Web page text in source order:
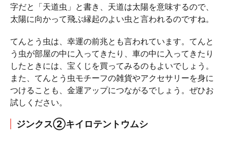
字だと「天道虫」と書き、天道は太陽を意味するので、
太陽に向かって飛ぶ縁起のよい虫と言われるのですね。
てんとう虫は、幸運の前兆とも言われています。てんと
う虫が部屋の中に入ってきたり、車の中に入ってきたり
したときには、宝くじを買ってみるのもよいでしょう。
また、てんとう虫モチーフの雑貨やアクセサリーを身に
つけることも、金運アップにつながるでしょう。ぜひお
試しください。
ジンクス②キイロテントウムシ